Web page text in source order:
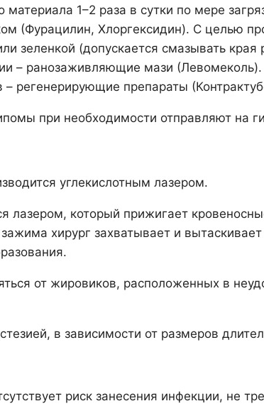
материала 1–2 раза в сутки по мере
(Фурацилин, Хлоргексидин). С целью
зеленкой (допускается смазывать края
– ранозаживляющие мази (Левомеколь).
регенерирующие препараты
при необходимости отправляют на
углекислотным лазером.
лазером, который прижигает
хирург захватывает и
от жировиков, расположенных в
в зависимости от размеров
риск занесения инфекции, не